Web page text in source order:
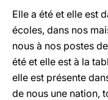
Elle a été et elle est
écoles, dans nos
nous à nos postes
été et elle est à la
elle est présente
de nous une nation,